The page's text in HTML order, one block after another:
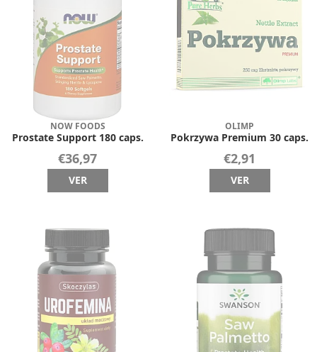
NOW FOODS
Prostate Support 180 caps.
€36,97
VER
OLIMP
Pokrzywa Premium 30 caps.
€2,91
VER